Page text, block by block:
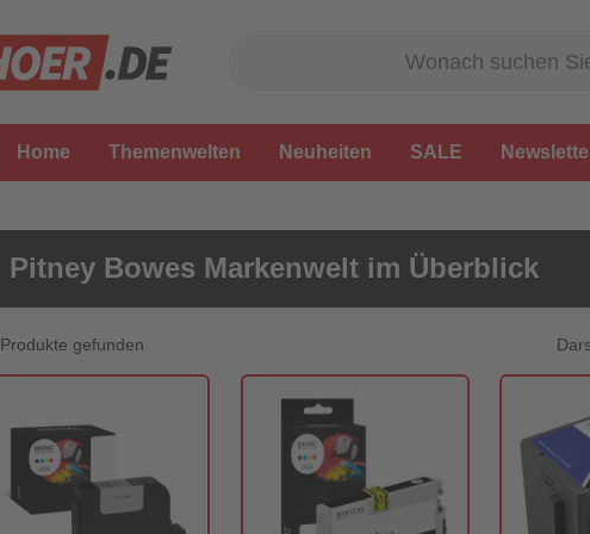
Home Themenwelten Neuheiten SALE
Pitney Bowes Markenwelt im Überblick
Produkte gefunden